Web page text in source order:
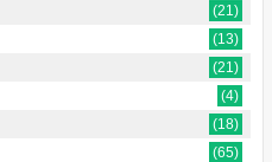
(21)
(13)
(21)
(4)
(18)
(65)